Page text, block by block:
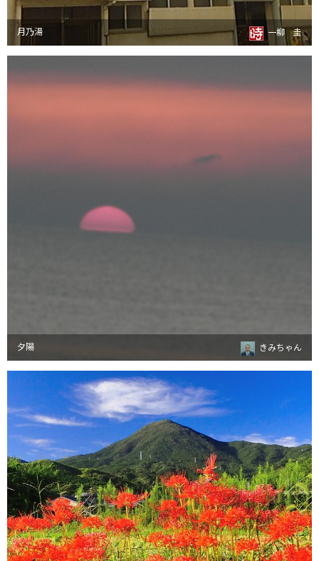
月乃湯 一柳 圭
夕陽 きみちゃん